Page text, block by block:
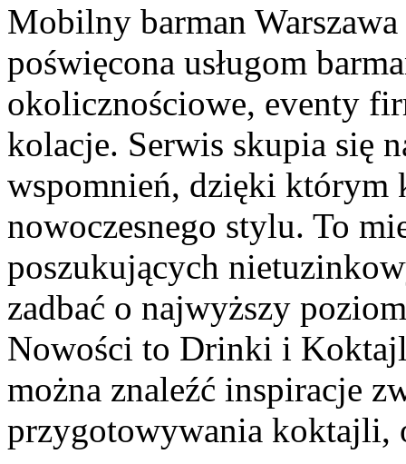
Mobilny barman
poświęcona usługom
okolicznościowe, eventy
kolacje. Serwis skupia się
wspomnień, dzięki którym
nowoczesnego stylu. To
poszukujących
zadbać o najwyższy
Nowości to Drinki i
można znaleźć inspiracje
przygotowywania